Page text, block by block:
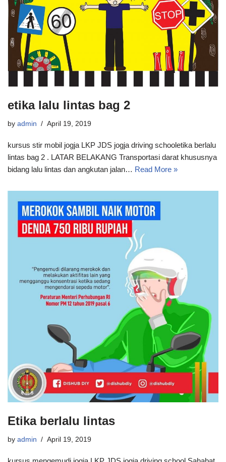
etika lalu lintas bag 2
by admin April 19, 2019
kursus stir mobil jogja LKP JDS jogja driving schooletika berlalu
lintas bag 2 . LATAR BELAKANG Transportasi darat khususnya
bidang lalu lintas dan angkutan jalan… Read More »
Etika berlalu lintas
by admin April 19, 2019